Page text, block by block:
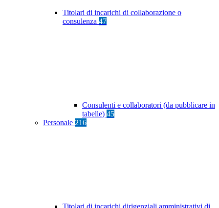
Titolari di incarichi di collaborazione o
consulenza 47
Consulenti e collaboratori (da pubblicare in
tabelle) 45
Personale 216